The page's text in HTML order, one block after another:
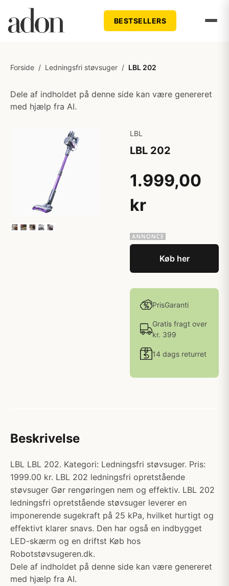
BESTSELLERS
Forside / Ledningsfri støvsuger / LBL 202
Dele af indholdet på denne side kan være genereret
med hjælp fra AI.
LBL
LBL 202
1.999,00
kr
Køb her
PrisGaranti
Gratis fragt over
kr. 399
14 dags returret
Beskrivelse
LBL LBL 202. Kategori: Ledningsfri støvsuger. Pris:
1999.00 kr. LBL 202 ledningsfri opretstående
støvsuger Gør rengøringen nem og effektiv. LBL 202
ledningsfri opretstående støvsuger leverer en
imponerende sugekraft på 25 kPa, hvilket hurtigt og
effektivt klarer snavs. Den har også en indbygget
LED-skærm og en driftst Køb hos
Robotstøvsugeren.dk.
Dele af indholdet på denne side kan være genereret
med hjælp fra AI.